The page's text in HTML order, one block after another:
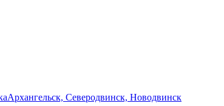
Архангельск, Северодвинск, Новодвинск